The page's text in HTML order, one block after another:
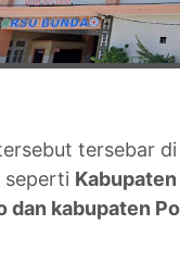
tersebar di
seperti
dan kabupaten